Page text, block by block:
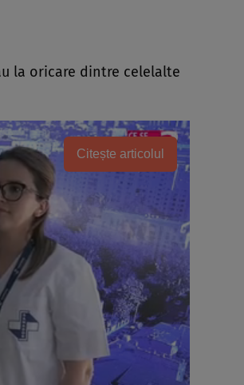
la oricare dintre celelalte
Citește articolul